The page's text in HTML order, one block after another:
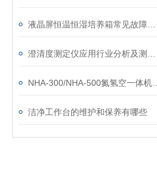
洁净工作台的维护和保养有哪些